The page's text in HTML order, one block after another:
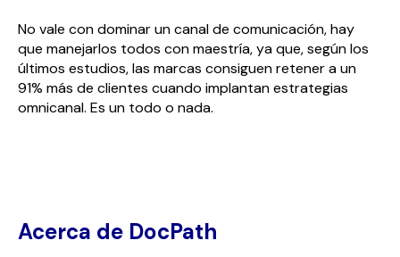
No vale con dominar un canal de comunicación, hay
que manejarlos todos con maestría, ya que, según los
últimos estudios, las marcas consiguen retener a un
91% más de clientes cuando implantan estrategias
omnicanal. Es un todo o nada.
Acerca de DocPath